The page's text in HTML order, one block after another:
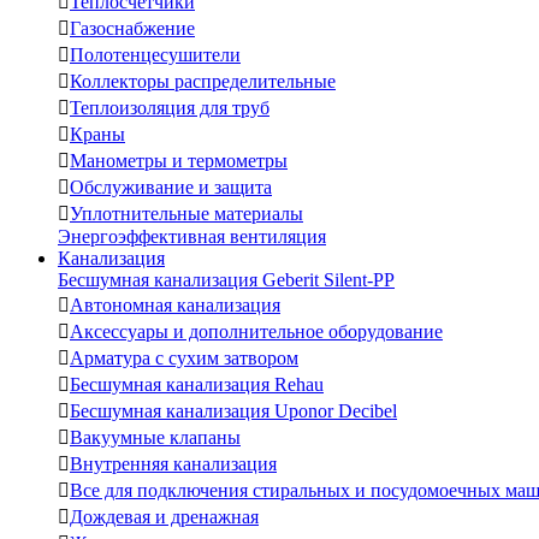
Газоснабжение
Полотенцесушители
Коллекторы распределительные
Теплоизоляция для труб
Краны
Манометры и термометры
Обслуживание и защита
Уплотнительные материалы
Энергоэффективная вентиляция
Канализация
Бесшумная канализация Geberit Silent-PP
Автономная канализация
Аксессуары и дополнительное оборудование
Арматура с сухим затвором
Бесшумная канализация Rehau
Бесшумная канализация Uponor Decibel
Вакуумные клапаны
Внутренняя канализация
Все для подключения стиральных и посудомоечных
Дождевая и дренажная